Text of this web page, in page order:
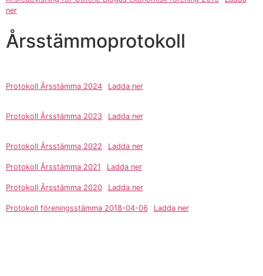
ner
Årsstämmoprotokoll
Protokoll Årsstämma 2024 Ladda ner
Protokoll Årsstämma 2023 Ladda ner
Protokoll Årsstämma 2022 Ladda ner
Protokoll Årsstämma 2021 Ladda ner
Protokoll Årsstämma 2020 Ladda ner
Protokoll föreningsstämma 2018-04-06 Ladda ner